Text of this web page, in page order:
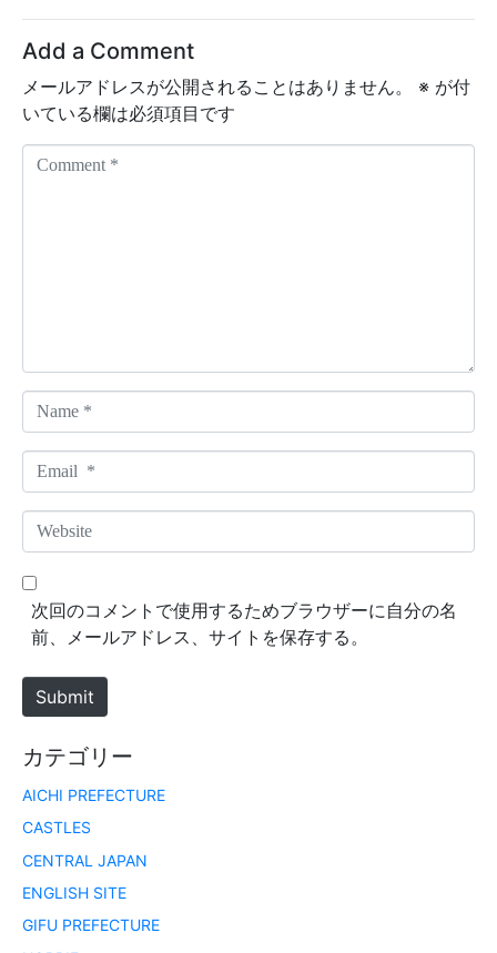
Add a Comment
メールアドレスが公開されることはありません。 ※ が付
いている欄は必須項目です
a
m
*
m
a
*
W
e
b
e
次回のコメントで使用するためブラウザーに自分の名
前、メールアドレス、サイトを保存する。
Submit
カテゴリー
AICHI PREFECTURE
CASTLES
CENTRAL JAPAN
ENGLISH SITE
GIFU PREFECTURE